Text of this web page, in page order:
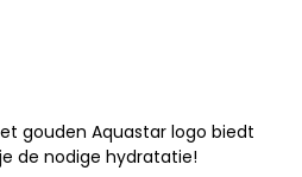
gouden Aquastar logo biedt
de nodige hydratatie!